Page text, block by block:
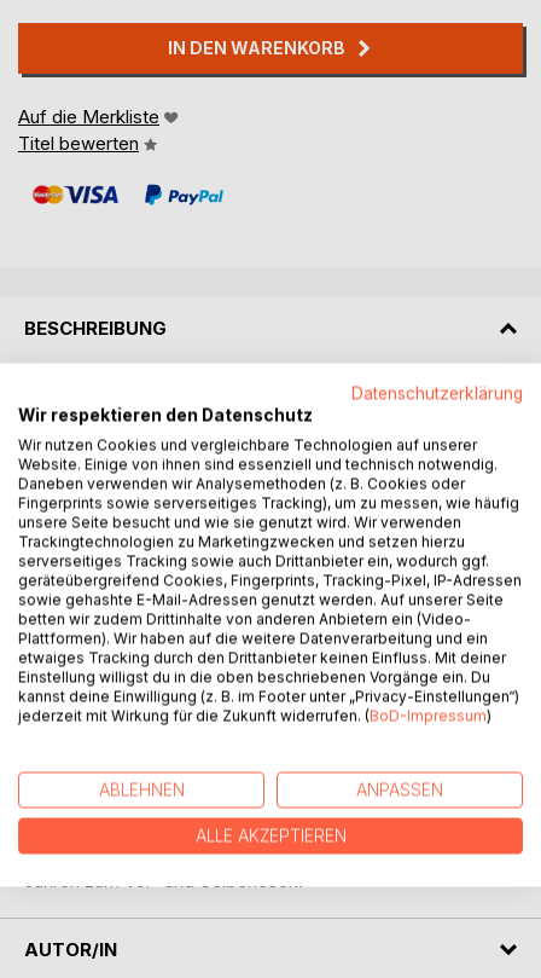
IN DEN WARENKORB
Auf die Merkliste
Titel bewerten
BESCHREIBUNG
Nico Nussknackers erstes großes Abenteuer jetzt auch als
illustrierte Ausgabe mit über 40 ganzseitigen, farbigen und
liebenswerten Illustrationen.
Inhalt:
Oh Schreck! Der gesamte Nahrungsvorrat des Städtchens
Eichental wurde über Nacht aus dem Nusslager gestohlen.
Keine Spuren eines Einbruchs, keine Verdächtigen, keine
Hinweise und sogar die Polizei tappt im Dunkeln.
Ein Fall für Nico Nussknacker, den cleversten Detektiv der
Stadt. Mit Lupe, scharfem Verstand und guten Freunden
macht er sich auf die Suche nach dem Dieb und der Beute.
Es bleibt ihm aber nicht viel Zeit, denn bis zum Einbruch
des Winters muss das Vorratslager wieder gefüllt sein.
Eine spannende Detektivgeschichte für junge Leser ab 6
AUTOR/IN
Datenschutzerklärung
Wir respektieren den Datenschutz
Wir nutzen Cookies und vergleichbare Technologien auf unserer
Website. Einige von ihnen sind essenziell und technisch notwendig.
Daneben verwenden wir Analysemethoden (z. B. Cookies oder
Fingerprints sowie serverseitiges Tracking), um zu messen, wie häufig
unsere Seite besucht und wie sie genutzt wird. Wir verwenden
Trackingtechnologien zu Marketingzwecken und setzen hierzu
serverseitiges Tracking sowie auch Drittanbieter ein, wodurch ggf.
geräteübergreifend Cookies, Fingerprints, Tracking-Pixel, IP-Adressen
sowie gehashte E-Mail-Adressen genutzt werden. Auf unserer Seite
betten wir zudem Drittinhalte von anderen Anbietern ein (Video-
Plattformen). Wir haben auf die weitere Datenverarbeitung und ein
etwaiges Tracking durch den Drittanbieter keinen Einfluss. Mit deiner
Einstellung willigst du in die oben beschriebenen Vorgänge ein. Du
kannst deine Einwilligung (z. B. im Footer unter „Privacy-Einstellungen“)
jederzeit mit Wirkung für die Zukunft widerrufen. (BoD-Impressum)
ABLEHNEN ANPASSEN
ALLE AKZEPTIEREN